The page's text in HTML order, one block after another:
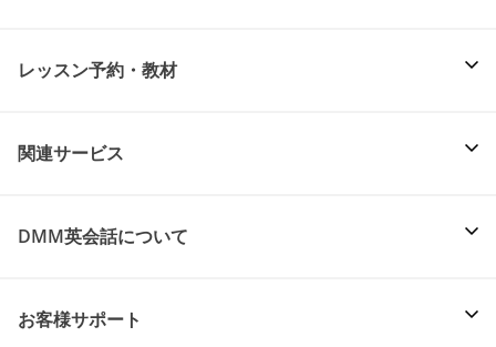
レッスン予約・教材
関連サービス
DMM英会話について
お客様サポート